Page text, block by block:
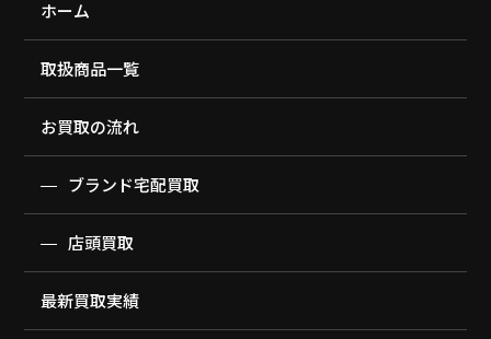
ホーム
取扱商品一覧
お買取の流れ
ブランド宅配買取
店頭買取
最新買取実績